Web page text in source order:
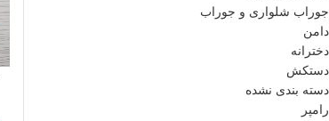
جوراب شلواری و جوراب
دامن
دخترانه
دستکش
دسته بندی نشده
رامپر